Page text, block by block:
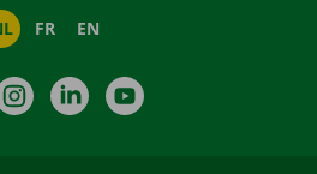
FR EN
InstagramLinkedIn